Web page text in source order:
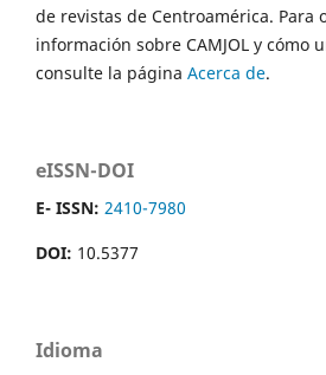
de revistas de Centroamérica. Para
información sobre CAMJOL y cómo
consulte la página Acerca de.
eISSN-DOI
E- ISSN: 2410-7980
DOI: 10.5377
Idioma